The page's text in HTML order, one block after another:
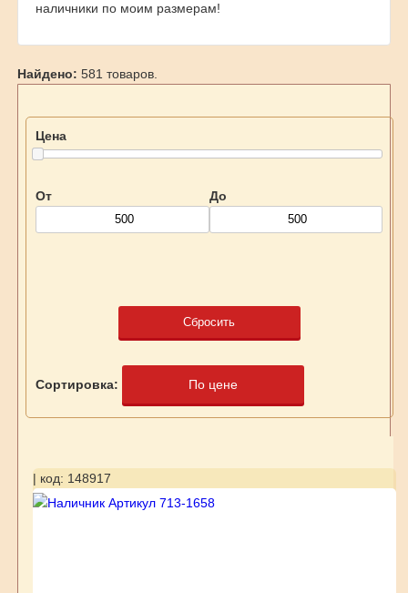
наличники по моим размерам!
Найдено: 581 товаров.
Цена
От До
Сбросить
Сортировка: По цене
| код: 148917